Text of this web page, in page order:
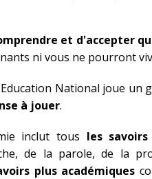
et d'accepter
ni vous ne pourront
National joue un
à jouer.
inclut tous les
de la parole, de la
plus académiques